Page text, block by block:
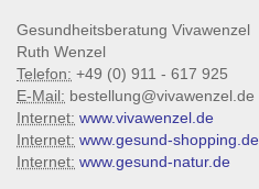
Gesundheitsberatung Vivawenzel
Ruth Wenzel
Telefon: +49 (0) 911 - 617 925
E-Mail: bestellung@vivawenzel.de
Internet: www.vivawenzel.de
Internet: www.gesund-shopping.de
Internet: www.gesund-natur.de